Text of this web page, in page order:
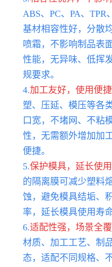
ABS、PC、PA、
基材相容性好，分散
喷霜，不影响制品表
性能，无异味、低挥
规要求。
4.加工友好，使用便捷
塑、压延、模压等各
口宽，不堵网、不粘
性，无需额外增加加
便捷。
5.保护模具，延长使
的隔离膜可减少塑料
蚀，避免模具结垢、
率，延长模具使用寿
6.适配性强，场景全
材质、加工工艺、制
态，适配不同规格、